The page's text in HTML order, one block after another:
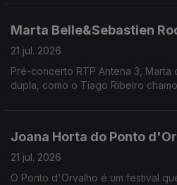
Marta Belle&Sebastien
21 jul. 2026
Pré-concerto RTP Antena 3,
dupla, como o Tiago Ribeiro
Joana Horta do Ponto
21 jul. 2026
O Ponto d'Orvalho é um festival